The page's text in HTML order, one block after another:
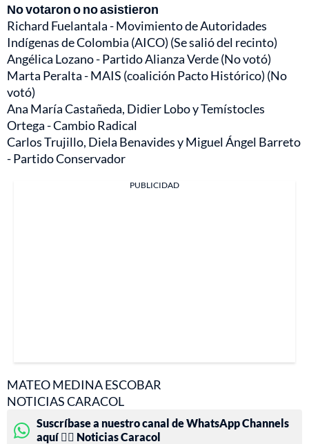
No votaron o no asistieron
Richard Fuelantala - Movimiento de Autoridades
Indígenas de Colombia (AICO) (Se salió del recinto)
Angélica Lozano - Partido Alianza Verde (No votó)
Marta Peralta - MAIS (coalición Pacto Histórico) (No
votó)
Ana María Castañeda, Didier Lobo y Temístocles
Ortega - Cambio Radical
Carlos Trujillo, Diela Benavides y Miguel Ángel Barreto
- Partido Conservador
PUBLICIDAD
MATEO MEDINA ESCOBAR
NOTICIAS CARACOL
Suscríbase a nuestro canal de WhatsApp Channels
aquí 👉🏻 Noticias Caracol